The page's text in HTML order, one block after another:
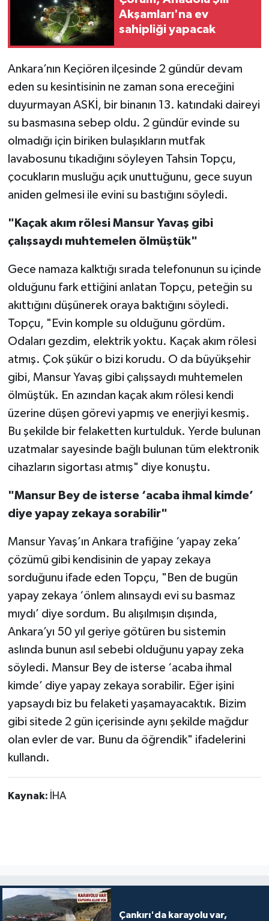
Akşamları'na ev
sahipliği yapacak
Ankara’nın Keçiören ilçesinde 2 gündür devam
eden su kesintisinin ne zaman sona ereceğini
duyurmayan ASKİ, bir binanın 13. katındaki daireyi
su basmasına sebep oldu. 2 gündür evinde su
olmadığı için biriken bulaşıkların mutfak
lavabosunu tıkadığını söyleyen Tahsin Topçu,
çocukların musluğu açık unuttuğunu, gece suyun
aniden gelmesi ile evini su bastığını söyledi.
"Kaçak akım rölesi Mansur Yavaş gibi
çalışsaydı muhtemelen ölmüştük"
Gece namaza kalktığı sırada telefonunun su içinde
olduğunu fark ettiğini anlatan Topçu, peteğin su
akıttığını düşünerek oraya baktığını söyledi.
Topçu, "Evin komple su olduğunu gördüm.
Odaları gezdim, elektrik yoktu. Kaçak akım rölesi
atmış. Çok şükür o bizi korudu. O da büyükşehir
gibi, Mansur Yavaş gibi çalışsaydı muhtemelen
ölmüştük. En azından kaçak akım rölesi kendi
üzerine düşen görevi yapmış ve enerjiyi kesmiş.
Bu şekilde bir felaketten kurtulduk. Yerde bulunan
uzatmalar sayesinde bağlı bulunan tüm elektronik
cihazların sigortası atmış" diye konuştu.
"Mansur Bey de isterse ‘acaba ihmal kimde’
diye yapay zekaya sorabilir"
Mansur Yavaş’ın Ankara trafiğine ‘yapay zeka’
çözümü gibi kendisinin de yapay zekaya
sorduğunu ifade eden Topçu, "Ben de bugün
yapay zekaya ‘önlem alınsaydı evi su basmaz
mıydı’ diye sordum. Bu alışılmışın dışında,
Ankara’yı 50 yıl geriye götüren bu sistemin
aslında bunun asıl sebebi olduğunu yapay zeka
söyledi. Mansur Bey de isterse ‘acaba ihmal
kimde’ diye yapay zekaya sorabilir. Eğer işini
yapsaydı biz bu felaketi yaşamayacaktık. Bizim
gibi sitede 2 gün içerisinde aynı şekilde mağdur
olan evler de var. Bunu da öğrendik" ifadelerini
kullandı.
Kaynak: İHA
Çankırı'da karayolu var,
TÜRKİYE